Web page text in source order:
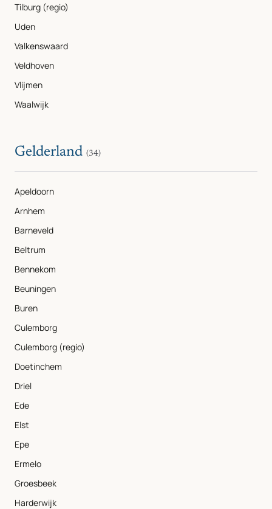
Tilburg (regio)
Uden
Valkenswaard
Veldhoven
Vlijmen
Waalwijk
Gelderland (34)
Apeldoorn
Arnhem
Barneveld
Beltrum
Bennekom
Beuningen
Buren
Culemborg
Culemborg (regio)
Doetinchem
Driel
Ede
Elst
Epe
Ermelo
Groesbeek
Harderwijk